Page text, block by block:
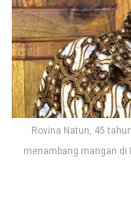
Rovina Natun, 45
menambang mangan di